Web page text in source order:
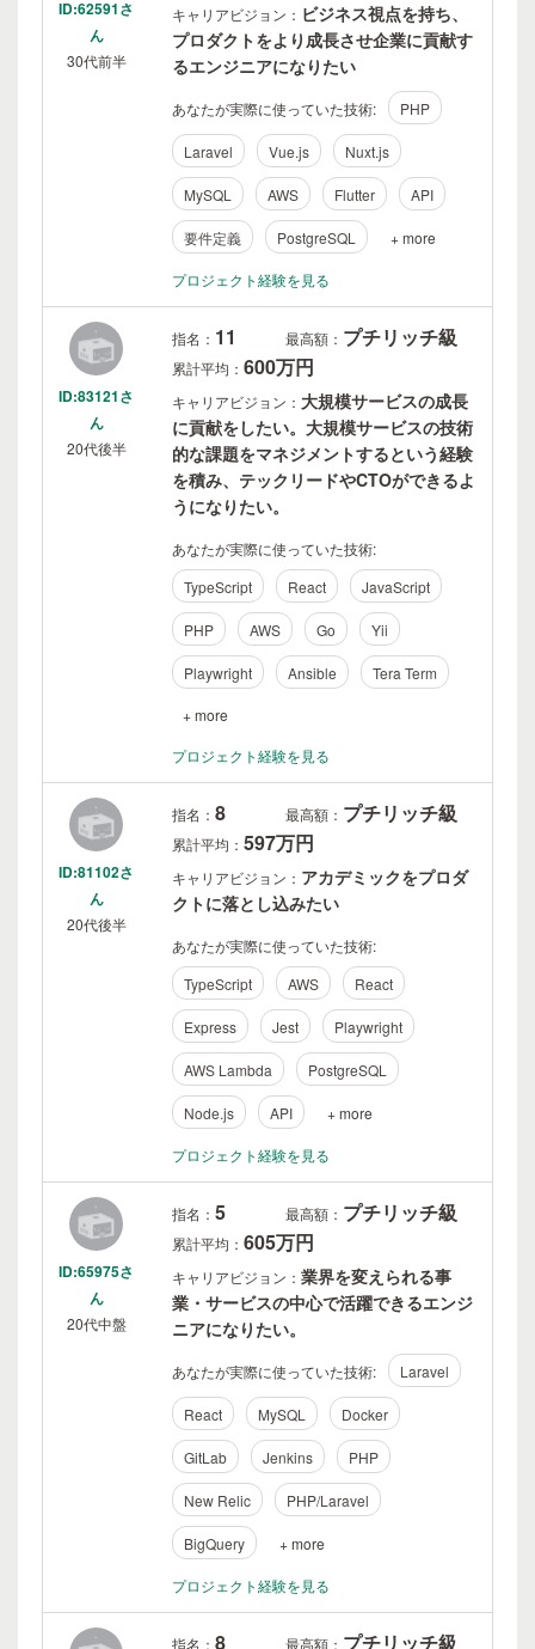
ID:62591さ
ん
30代前半
キャリアビジョン： ビジネス視点を持ち、
プロダクトをより成長させ企業に貢献す
るエンジニアになりたい
あなたが実際に使っていた技術: PHP
Laravel Vue.js Nuxt.js
MySQL AWS Flutter API
要件定義 PostgreSQL + more
プロジェクト経験を見る
ID:83121さ
ん
20代後半
指名： 11 最高額： プチリッチ級
累計平均： 600万円
キャリアビジョン： 大規模サービスの成長
に貢献をしたい。大規模サービスの技術
的な課題をマネジメントするという経験
を積み、テックリードやCTOができるよ
うになりたい。
あなたが実際に使っていた技術:
TypeScript
React JavaScript
PHP AWS Go Yii
Playwright Ansible Tera Term
+ more
プロジェクト経験を見る
ID:81102さ
ん
20代後半
指名： 8 最高額： プチリッチ級
累計平均： 597万円
キャリアビジョン： アカデミックをプロダ
クトに落とし込みたい
あなたが実際に使っていた技術:
TypeScript
AWS React
Express Jest Playwright
AWS Lambda PostgreSQL
Node.js API + more
プロジェクト経験を見る
ID:65975さ
ん
20代中盤
指名： 5 最高額： プチリッチ級
累計平均： 605万円
キャリアビジョン： 業界を変えられる事
業・サービスの中心で活躍できるエンジ
ニアになりたい。
あなたが実際に使っていた技術: Laravel
React MySQL Docker
GitLab Jenkins PHP
New Relic PHP/Laravel
BigQuery + more
プロジェクト経験を見る
指名： 8 最高額： プチリッチ級